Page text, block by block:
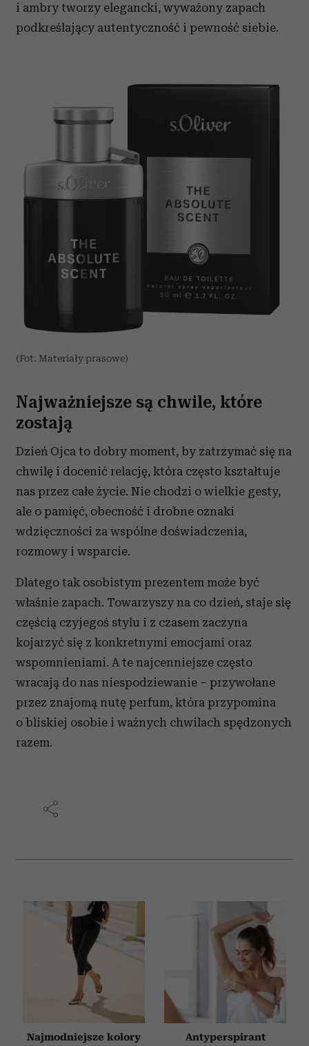
i ambry tworzy elegancki, wyważony zapach
podkreślający autentyczność i pewność siebie.
(Fot. Materiały prasowe)
Najważniejsze są chwile, które
zostają
Dzień Ojca to dobry moment, by zatrzymać się na
chwilę i docenić relację, która często kształtuje
nas przez całe życie. Nie chodzi o wielkie gesty,
ale o pamięć, obecność i drobne oznaki
wdzięczności za wspólne doświadczenia,
rozmowy i wsparcie.
Dlatego tak osobistym prezentem może być
właśnie zapach. Towarzyszy na co dzień, staje się
częścią czyjegoś stylu i z czasem zaczyna
kojarzyć się z konkretnymi emocjami oraz
wspomnieniami. A te najcenniejsze często
wracają do nas niespodziewanie – przywołane
przez znajomą nutę perfum, która przypomina
o bliskiej osobie i ważnych chwilach spędzonych
razem.
Najmodniejsze kolory
Antyperspirant